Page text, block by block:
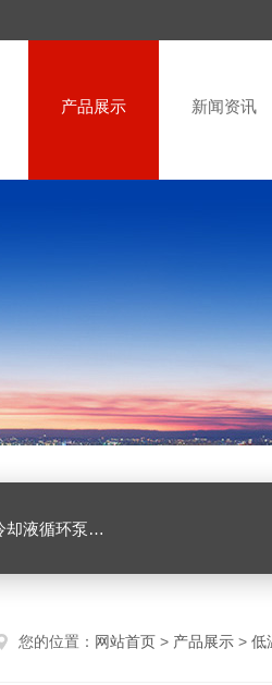
产品展示 新闻资讯
器等实验仪器
您的位置： 网站首页 > 产品展示 > 低